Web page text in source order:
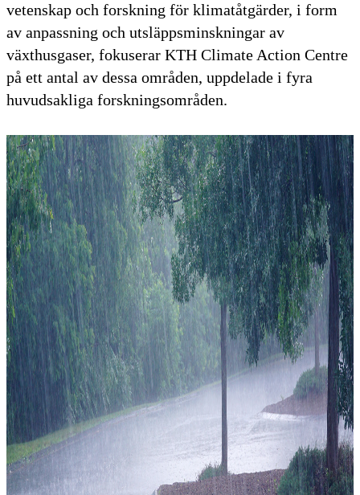
vetenskap och forskning för klimatåtgärder, i form
av anpassning och utsläppsminskningar av
växthusgaser, fokuserar KTH Climate Action Centre
på ett antal av dessa områden, uppdelade i fyra
huvudsakliga forskningsområden.